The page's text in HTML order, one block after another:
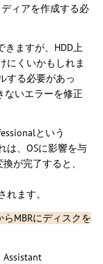
ィアを作成する必
きますが、HDD上
にくいかもしれま
する必要があっ
ないエラーを修正
という
は、OSに影響を与
が完了すると、
れます。
MBRにディスクを